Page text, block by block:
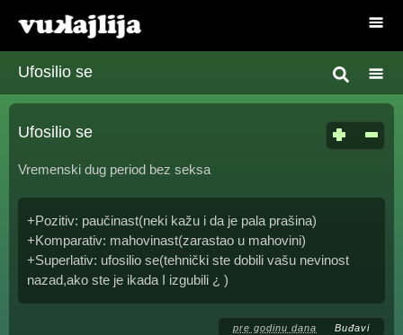
Ufosilio se
Ufosilio se
Vremenski dug period bez seksa
+Pozitiv: paučinast(neki kažu i da je pala prašina)
+Komparativ: mahovinast(zarastao u mahovini)
+Superlativ: ufosilio se(tehnički ste dobili vašu nevinost
nazad,ako ste je ikada I izgubili ¿ )
pre godinu dana Buđavi